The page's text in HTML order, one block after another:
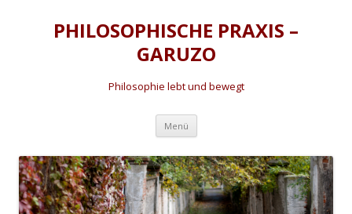
PHILOSOPHISCHE PRAXIS –
GARUZO
Philosophie lebt und bewegt
Menü Zum
springen